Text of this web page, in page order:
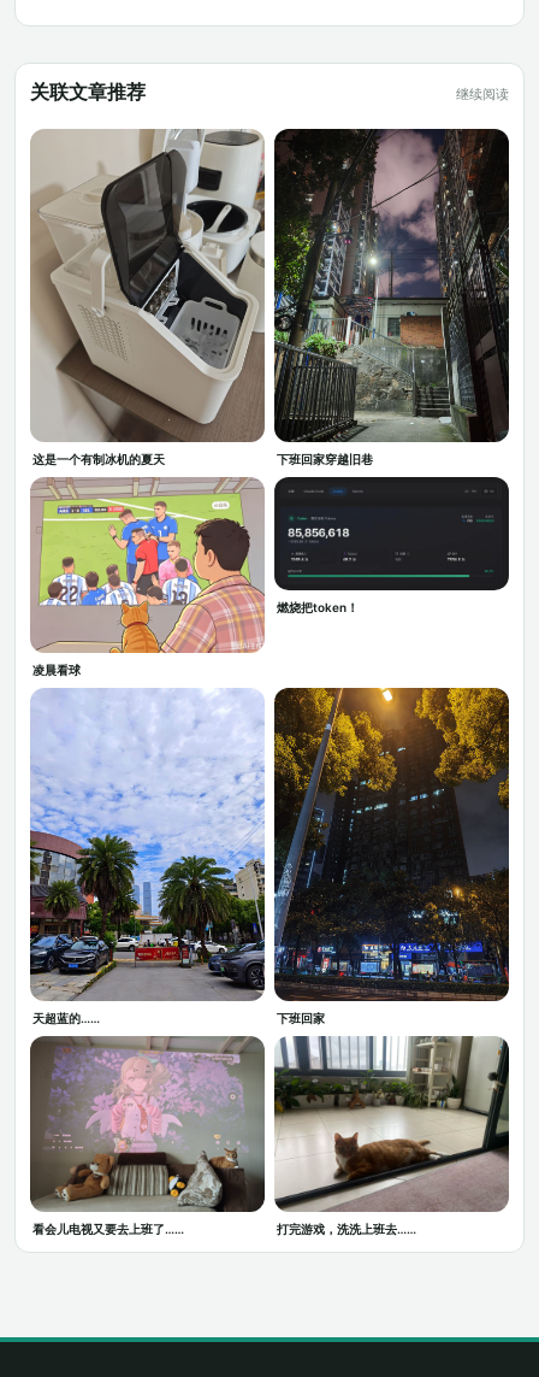
关联文章推荐 继续阅读
这是一个有制冰机的夏天 下班回家穿越旧巷
凌晨看球
燃烧把token！
天超蓝的…… 下班回家
看会儿电视又要去上班了…… 打完游戏，洗洗上班去……